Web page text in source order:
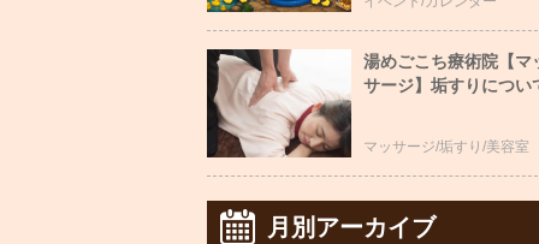
湯めごこち療術院【マ
サージ】垢すりについ
マッサージ/垢すり/美容室
月別アーカイブ